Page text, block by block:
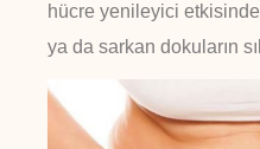
hücre yenileyici
ya da sarkan dokuların